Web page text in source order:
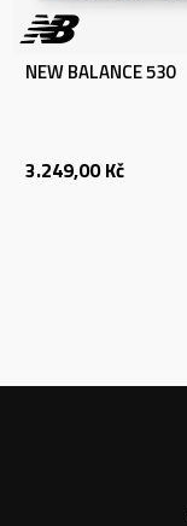
NEW BALANCE 530
3.249,00 Kč